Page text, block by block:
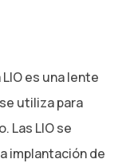
es una lente
utiliza para
Las LIO se
implantación de